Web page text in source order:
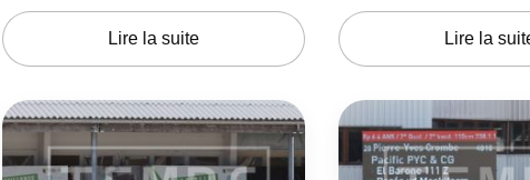
Lire la suite Lire la